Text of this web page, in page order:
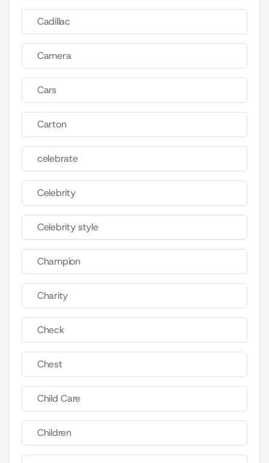
Cadillac
Camera
Cars
Carton
celebrate
Celebrity
Celebrity style
Champion
Charity
Check
Chest
Child Care
Children